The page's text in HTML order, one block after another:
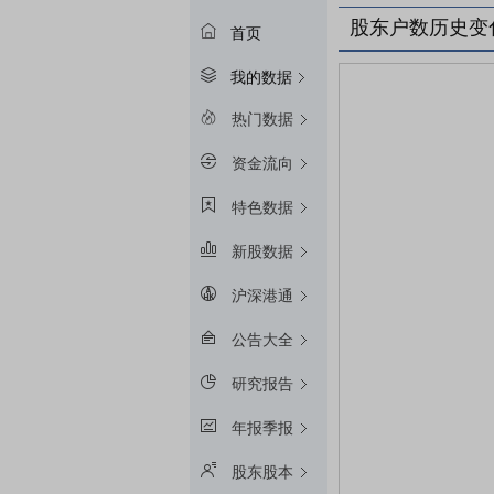
首页
我的数据
热门数据
资金流向
特色数据
新股数据
沪深港通
公告大全
研究报告
年报季报
股东股本
股东户数历史